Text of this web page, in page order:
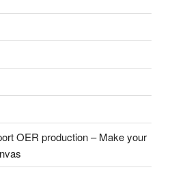
OER production – Make your